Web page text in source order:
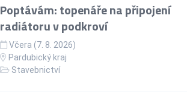
Poptávám: topenáře na připojení
radiátoru v podkroví
Včera (7. 8. 2026)
Pardubický kraj
Stavebnictví